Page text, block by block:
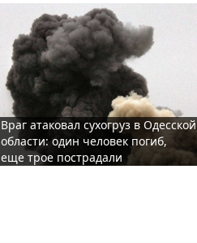
Враг атаковал сухогруз в Одесской
области: один человек погиб,
еще трое пострадали